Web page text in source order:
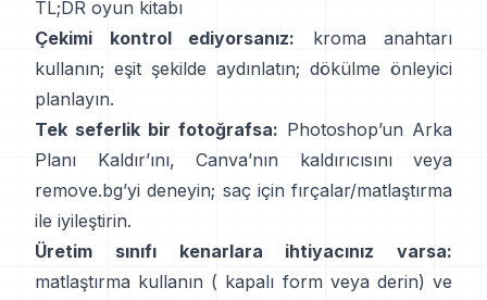
TL;DR oyun kitabı
Çekimi kontrol ediyorsanız: kroma anahtarı
kullanın; eşit şekilde aydınlatın; dökülme önleyici
planlayın.
Tek seferlik bir fotoğrafsa: Photoshop’un Arka
Planı Kaldır’ını, Canva’nın kaldırıcısınıveya
remove.bg’yi deneyin; saç için fırçalar/matlaştırma
ile iyileştirin.
Üretim sınıfı kenarlara ihtiyacınız varsa:
matlaştırma kullanın ( kapalı form veya derin) ve